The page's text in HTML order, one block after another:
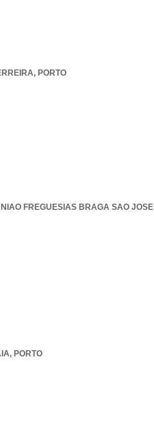
, PORTO
FREGUESIAS BRAGA SAO JOSE
, PORTO